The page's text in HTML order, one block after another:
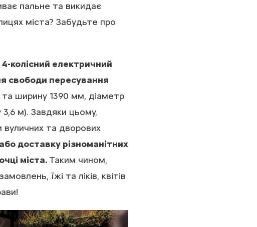
пальне та викидає
міста? Забудьте про
колісний електричний
свободи пересування
ширину 1390 мм, діаметр
м). Завдяки цьому,
вуличних та дворових
доставку різноманітних
міста. Таким чином,
їжі та ліків, квітів